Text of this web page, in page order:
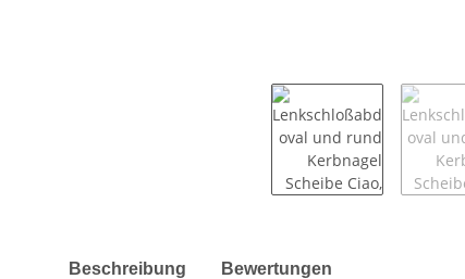
weitere Registerkarten anzeigen
Beschreibung Bewertungen